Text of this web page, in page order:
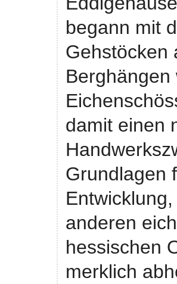
begann mit
Gehstöcken
damit einen
Grundlagen
anderen
hessischen
merklich